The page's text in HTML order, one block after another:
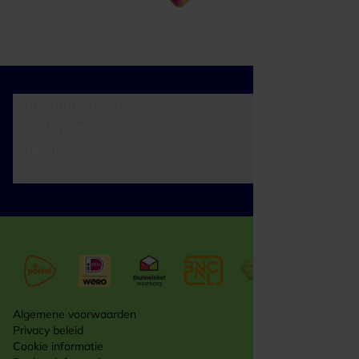
Algemene voorwaarden
Privacy beleid
Cookie informatie